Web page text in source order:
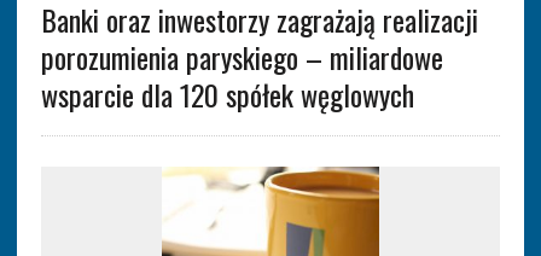
Banki oraz inwestorzy zagrażają realizacji
porozumienia paryskiego – miliardowe
wsparcie dla 120 spółek węglowych